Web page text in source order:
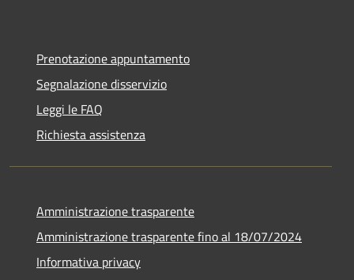
Prenotazione appuntamento
Segnalazione disservizio
Leggi le FAQ
Richiesta assistenza
Amministrazione trasparente
Amministrazione trasparente fino al 18/07/2024
Informativa privacy